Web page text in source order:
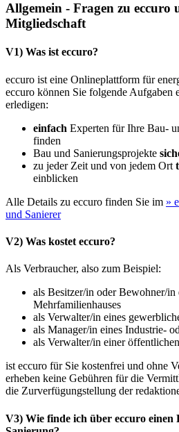
Allgemein - Fragen zu eccuro
Mitgliedschaft
V1) Was ist eccuro?
eccuro ist eine Onlineplattform für
eccuro können Sie folgende Aufgaben
erledigen:
einfach Experten für Ihre Bau-
finden
Bau und Sanierungsprojekte
zu jeder Zeit und von jedem Ort
einblicken
Alle Details zu eccuro finden Sie im »
und Sanierer
V2) Was kostet eccuro?
Als Verbraucher, also zum Beispiel:
als Besitzer/in oder Bewohner/in
Mehrfamilienhauses
als Verwalter/in eines
als Manager/in eines Industrie-
als Verwalter/in einer
ist eccuro für Sie kostenfrei und ohne
erheben keine Gebühren für die
die Zurverfügungstellung der
V3) Wie finde ich über eccuro einen